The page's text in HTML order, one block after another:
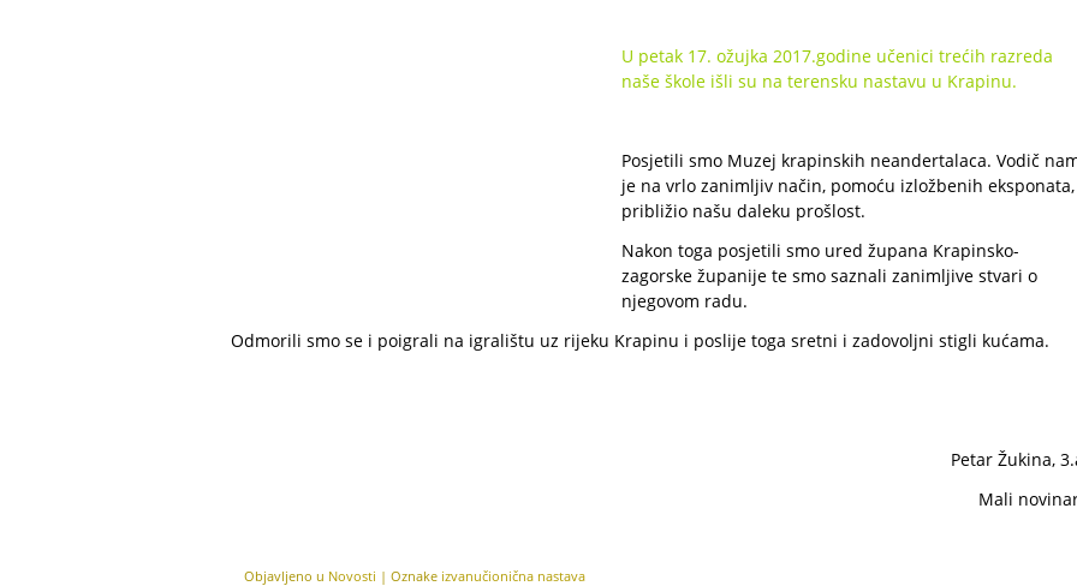
U petak 17. ožujka 2017.godine učenici trećih razreda
naše škole išli su na terensku nastavu u Krapinu.
Posjetili smo Muzej krapinskih neandertalaca. Vodič
je na vrlo zanimljiv način, pomoću izložbenih eksponata,
približio našu daleku prošlost.
Nakon toga posjetili smo ured župana Krapinsko-
zagorske županije te smo saznali zanimljive stvari o
njegovom radu.
Odmorili smo se i poigrali na igralištu uz rijeku Krapinu i poslije toga sretni i zadovoljni stigli kućama.
Petar Žukina,
Mali
Objavljeno u Novosti | Oznake izvanučionična nastava